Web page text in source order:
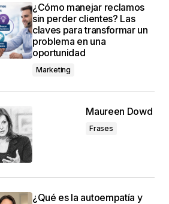
¿Cómo manejar reclamos
sin perder clientes? Las
claves para transformar un
problema en una
oportunidad
Marketing
Maureen Dowd
Frases
¿Qué es la autoempatía y